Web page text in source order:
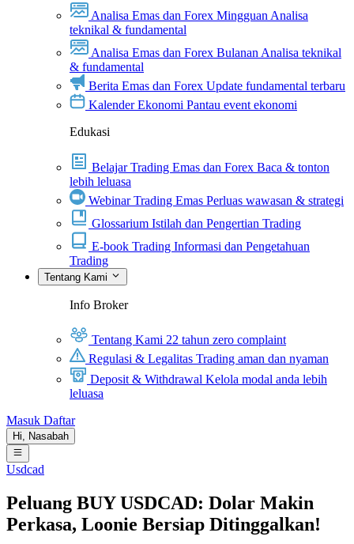
Analisa Emas dan Forex Mingguan Analisa
teknikal & fundamental
Analisa Emas dan Forex Bulanan Analisa teknikal
& fundamental
Berita Emas dan Forex Update fundamental terbaru
Kalender Ekonomi Pantau event ekonomi
Edukasi
Belajar Trading Emas dan Forex Baca & tonton
lebih leluasa
Webinar Trading Emas Perluas wawasan & strategi
Glossarium Istilah dan Pengertian Trading
E-book Trading Informasi dan Pengetahuan
Trading
Tentang Kami
Info Broker
Tentang Kami 22 tahun zero complaint
Regulasi & Legalitas Trading aman dan nyaman
Deposit & Withdrawal Kelola modal anda lebih
leluasa
Masuk Daftar
Hi, Nasabah
Usdcad
Peluang BUY USDCAD: Dolar Makin
Perkasa, Loonie Bersiap Ditinggalkan!